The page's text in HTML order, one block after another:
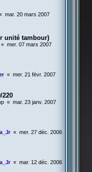
mar. 20 mars 2007
unité tambour)
« mer. 07 mars 2007
« mer. 21 févr. 2007
220
« mar. 23 janv. 2007
« mer. 27 déc. 2006
« mar. 12 déc. 2006